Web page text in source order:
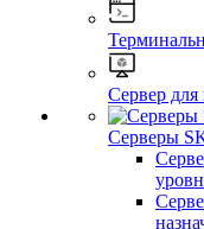
Сервер для
Серверы